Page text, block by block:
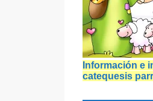
Información e
catequesis